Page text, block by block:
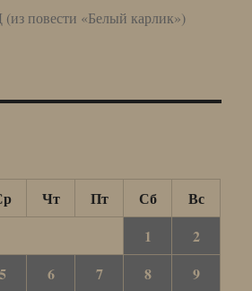
повести «Белый карлик»)
Чт Пт Сб
Вс
1
2
5 6 7 8
9